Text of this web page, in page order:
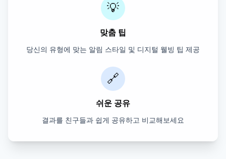
💡
맞춤 팁
당신의 유형에 맞는 알림 스타일 및 디지털 웰빙 팁 제공
🔗
쉬운 공유
결과를 친구들과 쉽게 공유하고 비교해보세요